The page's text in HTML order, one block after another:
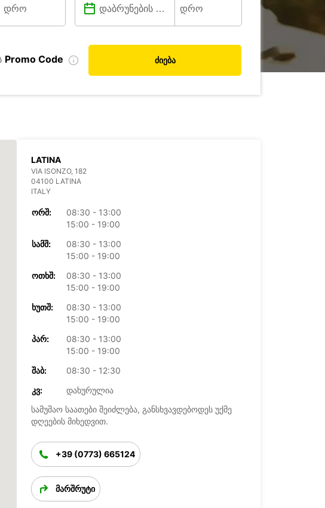
Promo Code ძიება
LATINA
VIA ISONZO, 182
04100 LATINA
ITALY
ᲝᲠᲨ:
08:30 - 13:00
15:00 - 19:00
ᲡᲐᲛᲨ:
08:30 - 13:00
15:00 - 19:00
ᲝᲗᲮᲨ:
08:30 - 13:00
15:00 - 19:00
ᲮᲣᲗᲨ:
08:30 - 13:00
15:00 - 19:00
ᲞᲐᲠ:
08:30 - 13:00
15:00 - 19:00
ᲨᲐᲑ:
08:30 - 12:30
ᲙᲕ:
დახურულია
სამუშაო საათები შეიძლება, განსხვავდებოდეს უქმე
დღეების მიხედვით.
+39 (0773) 665124
მარშრუტი